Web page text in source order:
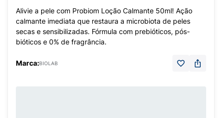
Alivie a pele com Probiom Loção Calmante 50ml! Ação
calmante imediata que restaura a microbiota de peles
secas e sensibilizadas. Fórmula com prebióticos, pós-
bióticos e 0% de fragrância.
Marca:BIOLAB